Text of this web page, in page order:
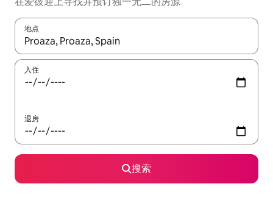
地点
如有搜索结果，请使用上下方向键查看，或通过点击或滑动手势
入住
退房
搜索